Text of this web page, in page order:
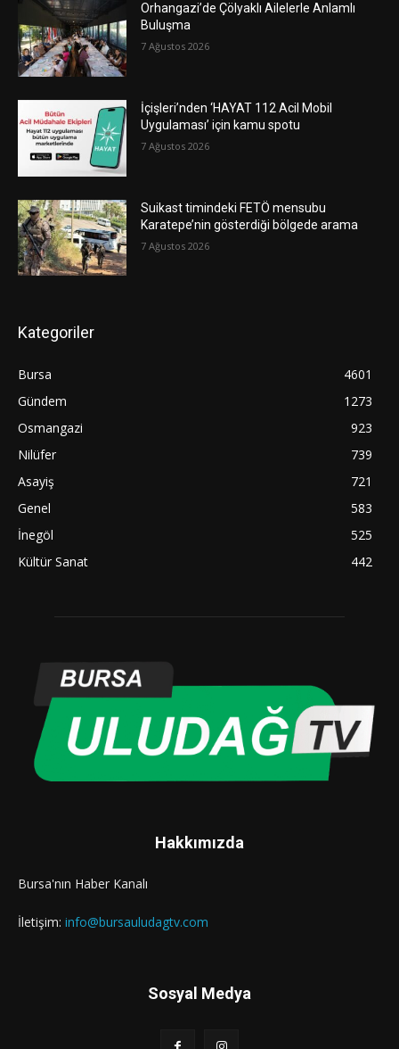
Orhangazi’de Çölyaklı Ailelerle Anlamlı
Buluşma
7 Ağustos 2026
İçişleri’nden ‘HAYAT 112 Acil Mobil
Uygulaması’ için kamu spotu
7 Ağustos 2026
Suikast timindeki FETÖ mensubu
Karatepe’nin gösterdiği bölgede arama
7 Ağustos 2026
Kategoriler
Bursa
4601
Gündem
1273
Osmangazi
923
Nilüfer
739
Asayiş
721
Genel
583
İnegöl
525
Kültür Sanat
442
Hakkımızda
Bursa'nın Haber Kanalı
İletişim: info@bursauludagtv.com
Sosyal Medya